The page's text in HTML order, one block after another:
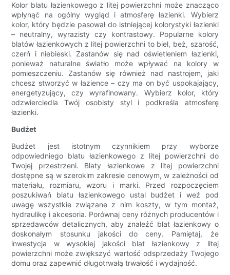
Kolor blatu łazienkowego z litej powierzchni może znacząco
wpłynąć na ogólny wygląd i atmosferę łazienki. Wybierz
kolor, który będzie pasował do istniejącej kolorystyki łazienki
– neutralny, wyrazisty czy kontrastowy. Popularne kolory
blatów łazienkowych z litej powierzchni to biel, beż, szarość,
czerń i niebieski. Zastanów się nad oświetleniem łazienki,
ponieważ naturalne światło może wpływać na kolory w
pomieszczeniu. Zastanów się również nad nastrojem, jaki
chcesz stworzyć w łazience – czy ma on być uspokajający,
energetyzujący, czy wyrafinowany. Wybierz kolor, który
odzwierciedla Twój osobisty styl i podkreśla atmosferę
łazienki.
Budżet
Budżet jest istotnym czynnikiem przy wyborze
odpowiedniego blatu łazienkowego z litej powierzchni do
Twojej przestrzeni. Blaty łazienkowe z litej powierzchni
dostępne są w szerokim zakresie cenowym, w zależności od
materiału, rozmiaru, wzoru i marki. Przed rozpoczęciem
poszukiwań blatu łazienkowego ustal budżet i weź pod
uwagę wszystkie związane z nim koszty, w tym montaż,
hydraulikę i akcesoria. Porównaj ceny różnych producentów i
sprzedawców detalicznych, aby znaleźć blat łazienkowy o
doskonałym stosunku jakości do ceny. Pamiętaj, że
inwestycja w wysokiej jakości blat łazienkowy z litej
powierzchni może zwiększyć wartość odsprzedaży Twojego
domu oraz zapewnić długotrwałą trwałość i wydajność.